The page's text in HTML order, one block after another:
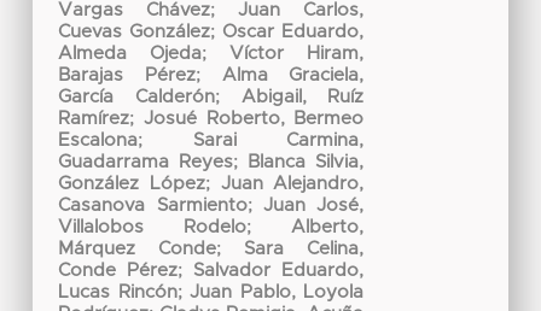
Vargas Chávez;Juan Carlos,
Cuevas González; Oscar Eduardo,
Almeda Ojeda; Víctor Hiram,
Barajas Pérez; Alma Graciela,
García Calderón; Abigail, Ruíz
Ramírez; Josué Roberto, Bermeo
Escalona; Sarai Carmina,
Guadarrama Reyes;
Blanca Silvia,
González López; Juan Alejandro,
Casanova Sarmiento; Juan José,
Villalobos Rodelo;Alberto,
Márquez Conde; Sara Celina,
Conde Pérez; Salvador Eduardo,
Lucas Rincón;Juan Pablo, Loyola